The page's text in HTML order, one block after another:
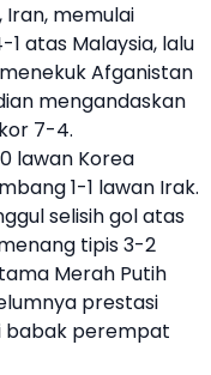
memulai
atas Malaysia, lalu
Afganistan
mengandaskan
7-4.
lawan Korea
1-1 lawan Irak.
selisih gol atas
tipis 3-2
Merah Putih
prestasi
babak perempat